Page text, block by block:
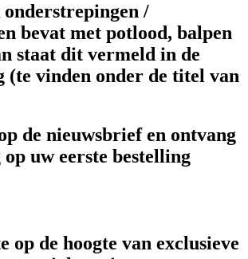
onderstrepingen /
bevat met potlood, balpen
staat dit vermeld in de
(te vinden onder de titel van
de nieuwsbrief en ontvang
uw eerste bestelling
op de hoogte van exclusieve